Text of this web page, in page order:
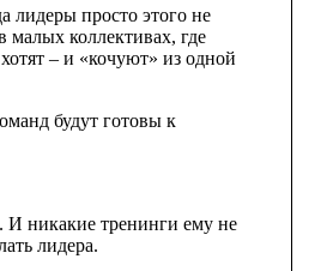
лидеры просто этого не
малых коллективах, где
– и «кочуют» из одной
будут готовы к
И никакие тренинги ему не
лидера.